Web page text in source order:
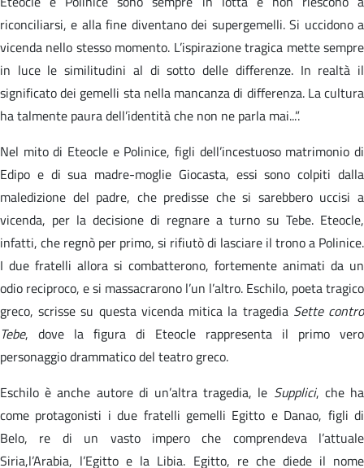
riconciliarsi, e alla fine diventano dei supergemelli. Si uccidono a
vicenda nello stesso momento. L’ispirazione tragica mette sempre
in luce le similitudini al di sotto delle differenze. In realtà il
significato dei gemelli sta nella mancanza di differenza. La cultura
ha talmente paura dell’identità che non ne parla mai...”.
Nel mito di Eteocle e Polinice, figli dell’incestuoso matrimonio di
Edipo e di sua madre-moglie Giocasta, essi sono colpiti dalla
maledizione del padre, che predisse che si sarebbero uccisi a
vicenda, per la decisione di regnare a turno su Tebe. Eteocle,
infatti, che regnò per primo, si rifiutò di lasciare il trono a Polinice.
I due fratelli allora si combatterono, fortemente animati da un
odio reciproco, e si massacrarono l’un l’altro. Eschilo, poeta tragico
greco, scrisse su questa vicenda mitica la tragedia Sette contro
Tebe, dove la figura di Eteocle rappresenta il primo vero
personaggio drammatico del teatro greco.
Eschilo è anche autore di un’altra tragedia, le Supplici, che ha
come protagonisti i due fratelli gemelli Egitto e Danao, figli di
Belo, re di un vasto impero che comprendeva l’attuale
Siria,l’Arabia, l’Egitto e la Libia. Egitto, re che diede il nome